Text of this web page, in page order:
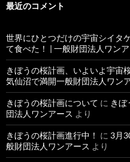
最近のコメント
世界にひとつだけの宇宙シイタ
て食べた！ | 一般財団法人ワン
きぼうの桜計画、いよいよ宇宙
気仙沼で満開一般財団法人ワン
きぼうの桜計画について に きぼ
団法人ワンアース より
きぼうの桜計画進行中！ に 3月
般財団法人ワンアース より